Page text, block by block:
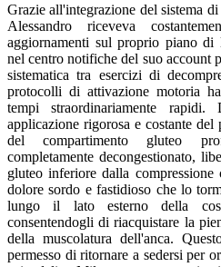
Grazie all'integrazione del sistema
Alessandro riceveva
aggiornamenti sul proprio piano di
nel centro notifiche del suo account
sistematica tra esercizi di
protocolli di attivazione motoria
tempi straordinariamente
applicazione rigorosa e costante
del compartimento gluteo
completamente decongestionato,
gluteo inferiore dalla
dolore sordo e fastidioso che lo
lungo il lato esterno della
consentendogli di riacquistare la
della muscolatura dell'anca.
permesso di ritornare a sedersi per